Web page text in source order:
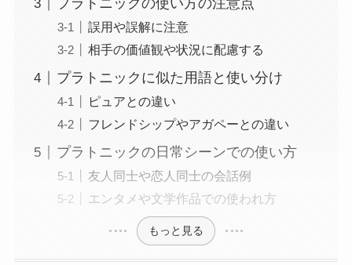
プラトニックの使い方の注意点
誤用や誤解に注意
相手の価値観や状況に配慮する
プラトニックに似た用語と使い分け
ピュアとの違い
フレンドシップやアガペーとの違い
プラトニックの日常シーンでの使い方
友人同士や恋人同士の会話例
エンタメや文学作品での使われ方
もっと見る